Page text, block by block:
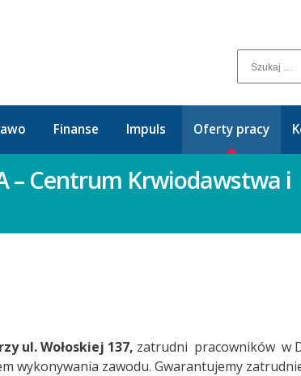
Finanse Impuls Oferty pracy
– Centrum Krwiodawstwa i
ul. Wołoskiej 137, zatrudni pracowników w
wykonywania zawodu. Gwarantujemy